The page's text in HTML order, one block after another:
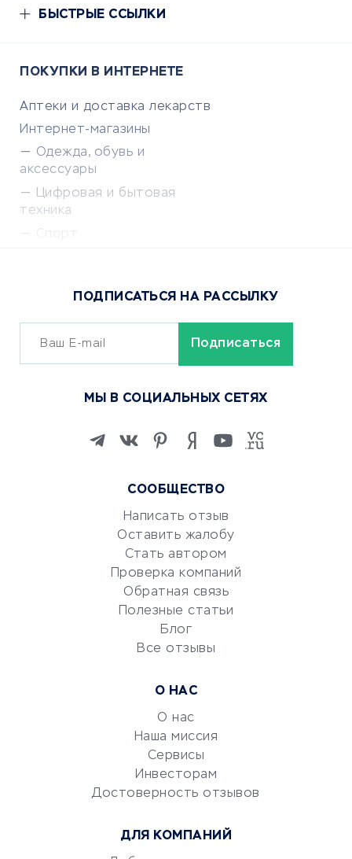
БЫСТРЫЕ ССЫЛКИ
ПОКУПКИ В ИНТЕРНЕТЕ
Аптеки и доставка лекарств
Интернет-магазины
Одежда, обувь и
аксессуары
Цифровая и бытовая
техника
Сервисы доставки
ОБУЧЕНИЕ И РАБОТА
Изучение иностранных
Маркетинг и продажи
Репетиторство
Красота и здоровье
Сервисы по поиску работы
Сетевой маркетинг
УСЛУГИ ДЛЯ БИЗНЕСА
документооборот
Консалтинговые компании
СООБЩЕСТВО
Написать отзыв
Оставить жалобу
Стать автором
Проверка компаний
Обратная связь
Полезные статьи
Блог
Все отзывы
О НАС
О нас
Наша миссия
Сервисы
Инвесторам
Достоверность отзывов
ДЛЯ КОМПАНИЙ
ПОДПИСАТЬСЯ НА РАССЫЛКУ
МЫ В СОЦИАЛЬНЫХ СЕТЯХ